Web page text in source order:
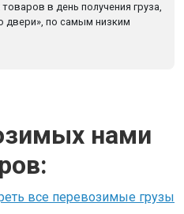
в день получения груза,
двери», по самым низким
нами
все перевозимые грузы